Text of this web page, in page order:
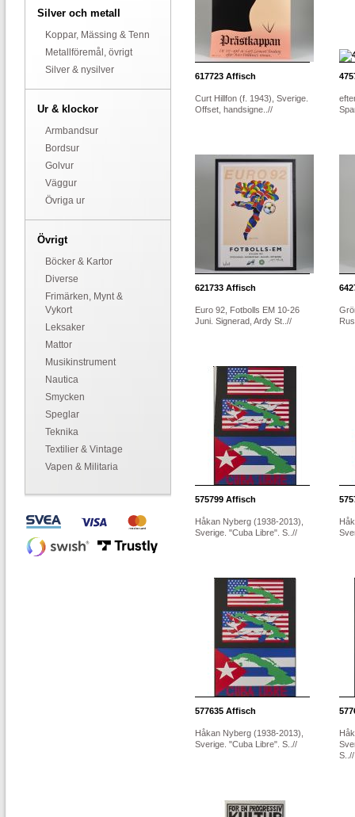
Silver och metall
Koppar, Mässing & Tenn
Metallföremål, övrigt
Silver & nysilver
Ur & klockor
Armbandsur
Bordsur
Golvur
Väggur
Övriga ur
Övrigt
Böcker & Kartor
Diverse
Frimärken, Mynt &
Vykort
Leksaker
Mattor
Musikinstrument
Nautica
Smycken
Speglar
Teknika
Textilier & Vintage
Vapen & Militaria
617723 Affisch
Curt Hillfon (f. 1943), Sverige.
Offset, handsigne..//
621733 Affisch
Euro 92, Fotbolls EM 10-26
Juni. Signerad, Ardy St..//
575799 Affisch
Håkan Nyberg (1938-2013),
Sverige. "Cuba Libre". S..//
577635 Affisch
Håkan Nyberg (1938-2013),
Sverige. "Cuba Libre". S..//
S..//